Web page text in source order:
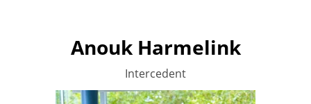
Anouk Harmelink
Intercedent